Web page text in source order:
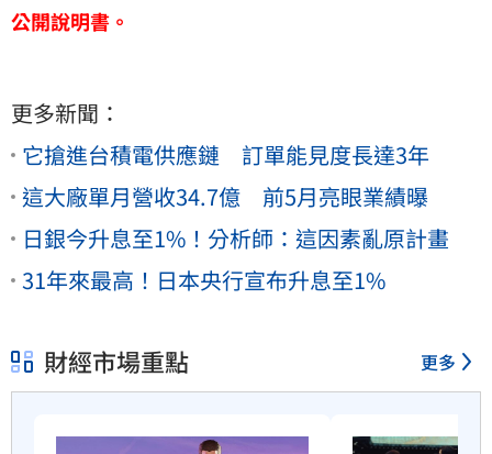
公開說明書。
更多新聞：
它搶進台積電供應鏈 訂單能見度長達3年
這大廠單月營收34.7億 前5月亮眼業績曝
日銀今升息至1%！分析師：這因素亂原計畫
31年來最高！日本央行宣布升息至1%
財經市場重點 更多